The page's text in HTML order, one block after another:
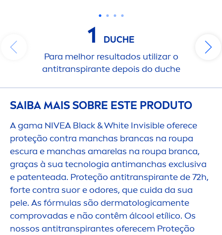
1
DUCHE
Para melhor resultados utilizar o
antitranspirante depois do duche
SAIBA MAIS SOBRE ESTE PRODUTO
A gama NIVEA Black&White Invisible oferece
proteção contra manchas brancas na roupa
escura e manchas amarelas na roupa branca,
graças à sua tecnologia antimanchas exclusiva
e patenteada. Proteção antitranspirante de 72h,
forte contra suor e odores, que cuida da sua
pele. As fórmulas são dermatologicamente
comprovadas e não contêm álcool etílico. Os
nossos antitranspirantes oferecem Proteção